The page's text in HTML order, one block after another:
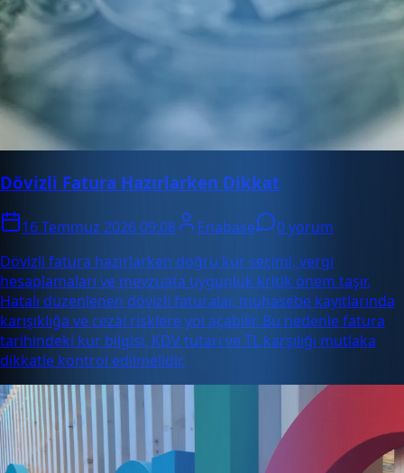
Dövizli Fatura Hazırlarken Dikkat
16 Temmuz 2026 09:08 Enabase
0 yorum
Dövizli fatura hazırlarken doğru kur seçimi, vergi
hesaplamaları ve mevzuata uygunluk kritik önem taşır.
Hatalı düzenlenen dövizli faturalar, muhasebe kayıtlarında
karışıklığa ve cezai risklere yol açabilir. Bu nedenle fatura
tarihindeki kur bilgisi, KDV tutarı ve TL karşılığı mutlaka
dikkatle kontrol edilmelidir.